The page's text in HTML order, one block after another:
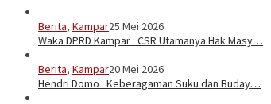
Berita, Kampar25 Mei 2026
Waka DPRD Kampar : CSR Utamanya Hak Masy…
Berita, Kampar20 Mei 2026
Hendri Domo : Keberagaman Suku dan Buday…